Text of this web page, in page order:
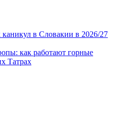
в Словакии в 2026/27
как работают горные
Татрах